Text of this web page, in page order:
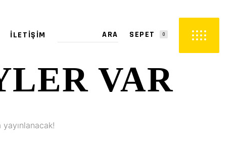
İLETIŞIM SEPET 0
ÜRÜN YOK. VAR
yayınlanacak!